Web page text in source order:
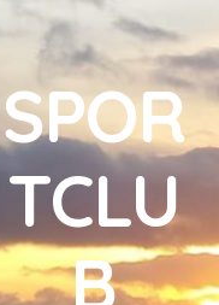
SPOR
TCLU
B